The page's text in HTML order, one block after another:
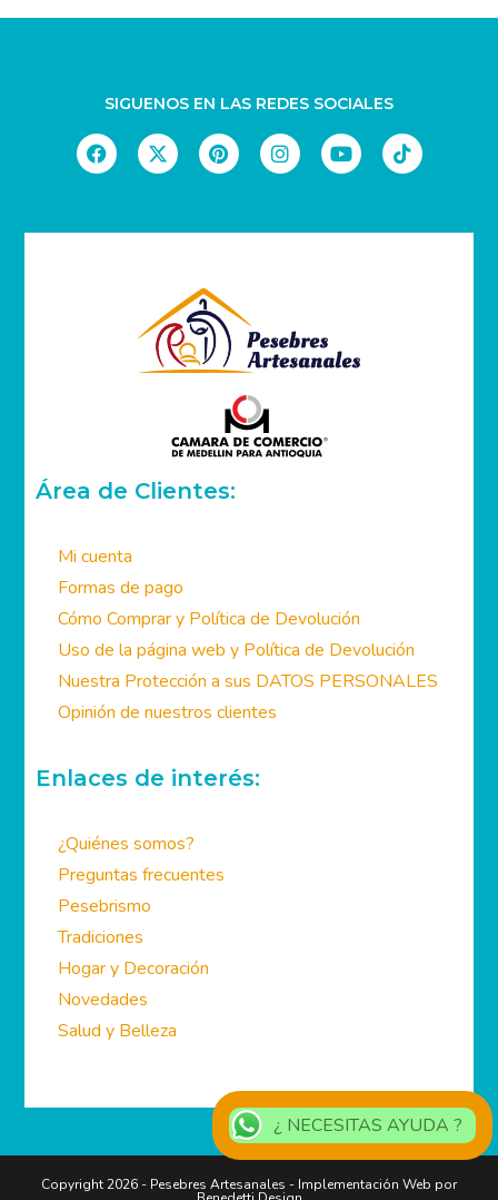
SIGUENOS EN LAS REDES SOCIALES
Mi cuenta
Formas de pago
Cómo Comprar y Política de Devolución
Uso de la página web y Política de Devolución
Nuestra Protección a sus DATOS PERSONALES
¿Quiénes somos?
Preguntas frecuentes
Pesebrismo
Tradiciones
Hogar y Decoración
Novedades
¿ NECESITAS AYUDA ?